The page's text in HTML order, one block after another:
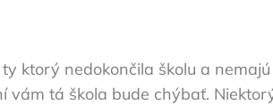
ktorý nedokončila školu a
vám tá škola bude chýbať.